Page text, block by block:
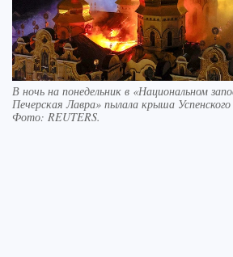
В ночь на понедельник в «Национальном
Печерская Лавра» пылала крыша Успенского
Фото: REUTERS.